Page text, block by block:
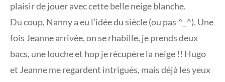
plaisir de jouer avec cette belle neige blanche.
Du coup, Nanny a eu l’idée du siècle (ou pas ^_^). Une
fois Jeanne arrivée, on se rhabille, je prends deux
bacs, une louche et hop je récupère la neige !! Hugo
et Jeanne me regardent intrigués, mais déjà les yeux